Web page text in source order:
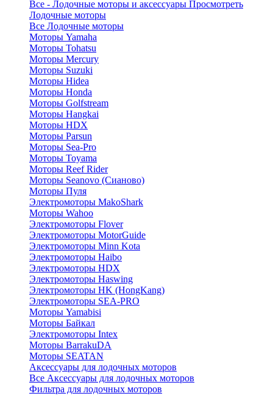
Все - Лодочные моторы и аксессуары Просмотреть
Лодочные моторы
Все Лодочные моторы
Моторы Yamaha
Моторы Tohatsu
Моторы Mercury
Моторы Suzuki
Моторы Hidea
Моторы Honda
Моторы Golfstream
Моторы Hangkai
Моторы HDX
Моторы Parsun
Моторы Sea-Pro
Моторы Toyama
Моторы Reef Rider
Моторы Seanovo (Сианово)
Моторы Пуля
Электромоторы MakoShark
Моторы Wahoo
Электромоторы Flover
Электромоторы MotorGuide
Электромоторы Minn Kota
Электромоторы Haibo
Электромоторы HDX
Электромоторы Haswing
Электромоторы HK (HongKang)
Электромоторы SEA-PRO
Моторы Yamabisi
Моторы Байкал
Электромоторы Intex
Моторы BarrakuDA
Моторы SEATAN
Аксессуары для лодочных моторов
Все Аксессуары для лодочных моторов
Фильтра для лодочных моторов